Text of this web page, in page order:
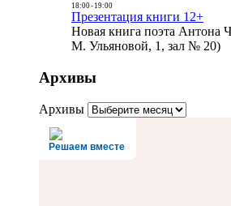
18:00- 19:00
Презентация книги 12+
Новая книга поэта Антона
М. Ульяновой, 1, зал № 20)
Архивы
Архивы
Решаем вместе